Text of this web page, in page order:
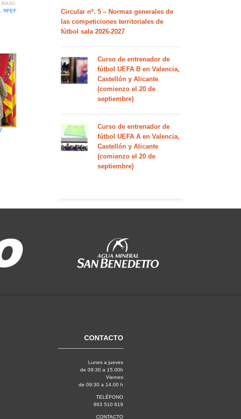
BAJO:
, RFEF
Circular nº. 5 – Normas generales de
las competiciones territoriales de
fútbol sala 2026-2027
Curso de entrenador de
fútbol UEFA B en Valencia,
Castellón y Alicante
(comienzo el 20 de
septiembre)
Curso de entrenador de
fútbol UEFA A en Valencia,
Castellón y Alicante
(comienzo el 20 de
septiembre)
CONTACTO
Lunes a jueves
de 09:30 a 15.00h
Viernes
de 09:30 a 14.00 h
TELÉFONO
963 510 619
CONTACTO